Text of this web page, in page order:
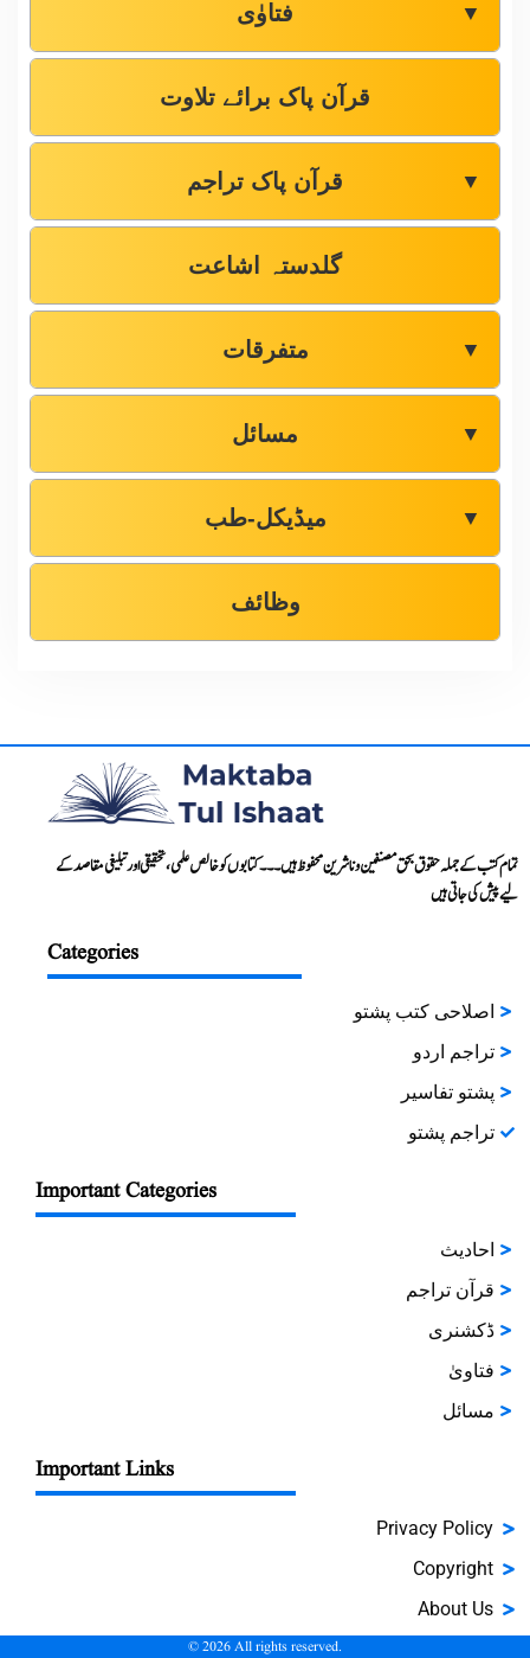
فتاوٰی ▼
قرآن پاک برائے تلاوت
قرآن پاک تراجم ▼
گلدستہ اشاعت
متفرقات ▼
مسائل ▼
میڈیکل-طب ▼
وظائف
تمام کتب کے جملہ حقوق بحق مصنفین و ناشرین محفوظ ہیں۔۔۔ کتابوں کو خالص علمی، تحقیقی اور تبلیغی مقاصد کے
لیے پیش کی جاتی ہیں
Categories
اصلاحی کتب پشتو
تراجم اردو
پشتو تفاسیر
تراجم پشتو
Important Categories
احادیث
قرآن تراجم
ڈکشنری
فتاویٰ
مسائل
Important Links
Privacy Policy
Copyright
About Us
©2026All rights reserved.